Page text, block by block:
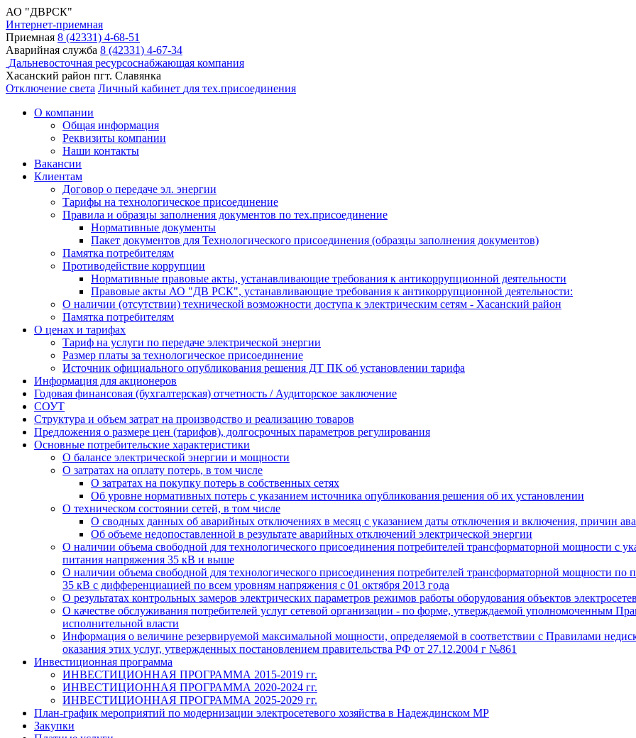
АО "ДВРСК"
Интернет-приемная
Приемная 8 (42331) 4-68-51
Аварийная служба 8 (42331) 4-67-34
Дальневосточная ресурсоснабжающая компания
Хасанский район пгт. Славянка
Отключение света Личный кабинет для тех.присоединения
О компании
Общая информация
Реквизиты компании
Наши контакты
Вакансии
Клиентам
Договор о передаче эл. энергии
Тарифы на технологическое присоединение
Правила и образцы заполнения документов по тех.присоединение
Нормативные документы
Пакет документов для Технологического присоединения (образцы заполнения документов)
Памятка потребителям
Противодействие коррупции
Нормативные правовые акты, устанавливающие требования к антикоррупционной деятельности
Правовые акты АО "ДВ РСК", устанавливающие требования к антикоррупционной деятельности:
О наличии (отсутствии) технической возможности доступа к электрическим сетям - Хасанский район
Памятка потребителям
О ценах и тарифах
Тариф на услуги по передаче электрической энергии
Размер платы за технологическое присоединение
Источник официального опубликования решения ДТ ПК об установлении тарифа
Информация для акционеров
Годовая финансовая (бухгалтерская) отчетность / Аудиторское заключение
СОУТ
Структура и объем затрат на производство и реализацию товаров
Предложения о размере цен (тарифов), долгосрочных параметров регулирования
Основные потребительские характеристики
О балансе электрической энергии и мощности
О затратах на оплату потерь, в том числе
О затратах на покупку потерь в собственных сетях
Об уровне нормативных потерь с указанием источника опубликования решения об их установлении
О техническом состоянии сетей, в том числе
О сводных данных об аварийных отключениях в месяц с указанием даты отключения и включения, причин
Об объеме недопоставленной в результате аварийных отключений электрической энергии
О наличии объема свободной для технологического присоединения потребителей трансформаторной мощности с
питания напряжения 35 кВ и выше
О наличии объема свободной для технологического присоединения потребителей трансформаторной мощности
35 кВ с дифференциацией по всем уровням напряжения с 01 октября 2013 года
О результатах контрольных замеров электрических параметров режимов работы оборудования объектов
О качестве обслуживания потребителей услуг сетевой организации - по форме, утверждаемой уполномоченным
исполнительной власти
Информация о величине резервируемой максимальной мощности, определяемой в соответствии с Правилами
оказания этих услуг, утвержденных постановлением правительства РФ от 27.12.2004 г №861
Инвестиционная программа
ИНВЕСТИЦИОННАЯ ПРОГРАММА 2015-2019 гг.
ИНВЕСТИЦИОННАЯ ПРОГРАММА 2020-2024 гг.
ИНВЕСТИЦИОННАЯ ПРОГРАММА 2025-2029 гг.
План-график мероприятий по модернизации электросетевого хозяйства в Надеждинском МР
Закупки